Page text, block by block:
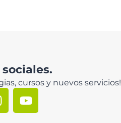
cursos y nuevos servicios!